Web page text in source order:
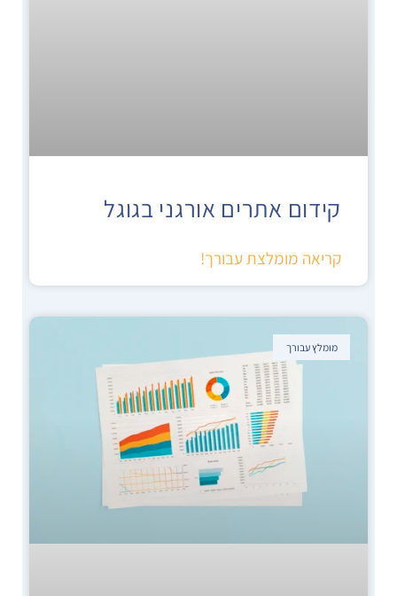
קידום אתרים אורגני בגוגל
קריאה מומלצת עבורך!
מומלץ עבורך